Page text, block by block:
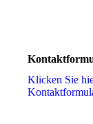
Klicken Sie